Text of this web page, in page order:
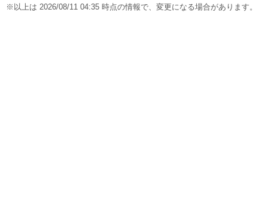
※以上は 2026/08/11 04:35 時点の情報で、変更になる場合があります。